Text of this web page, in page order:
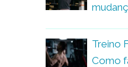
Treino
Como